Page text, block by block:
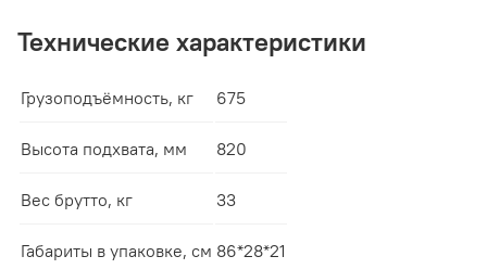
Технические характеристики
Грузоподъёмность, кг 675
Высота подхвата, мм 820
Вес брутто, кг 33
Габариты в упаковке, см 86*28*21